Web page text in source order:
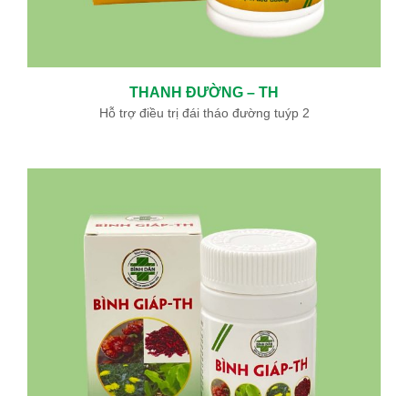
THANH ĐƯỜNG – TH
Hỗ trợ điều trị đái tháo đường tuýp 2